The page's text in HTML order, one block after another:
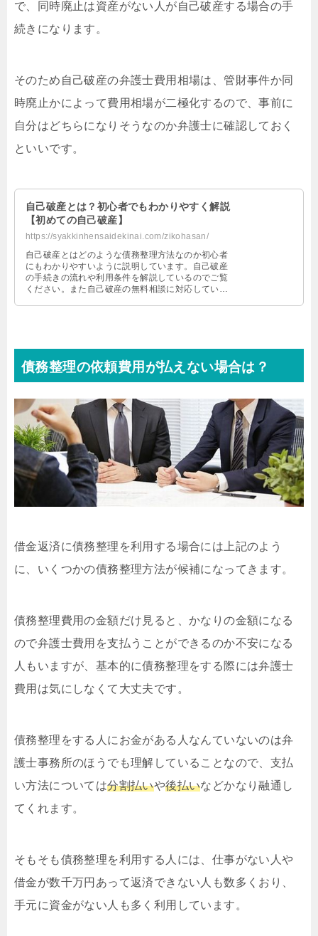
で、同時廃止は資産がない人が自己破産する場合の手
続きになります。
そのため自己破産の弁護士費用相場は、管財事件か同
時廃止かによって費用相場が二極化するので、事前に
自分はどちらになりそうなのか弁護士に確認しておく
といいです。
自己破産とは？初心者でもわかりやすく解説
【初めての自己破産】
https://syakkinhensaidekinai.com/zikohasan/
自己破産とはどのような債務整理方法なのか初心者
にもわかりやすいように説明しています。自己破産
の手続きの流れや利用条件を解説しているのでご覧
ください。また自己破産の無料相談に対応している
債務整理の依頼費用が払えない場合は？
借金返済に債務整理を利用する場合には上記のよう
に、いくつかの債務整理方法が候補になってきます。
債務整理費用の金額だけ見ると、かなりの金額になる
ので弁護士費用を支払うことができるのか不安になる
人もいますが、基本的に債務整理をする際には弁護士
費用は気にしなくて大丈夫です。
債務整理をする人にお金がある人なんていないのは弁
護士事務所のほうでも理解していることなので、支払
い方法については分割払いや後払いなどかなり融通し
てくれます。
そもそも債務整理を利用する人には、仕事がない人や
借金が数千万円あって返済できない人も数多くおり、
手元に資金がない人も多く利用しています。